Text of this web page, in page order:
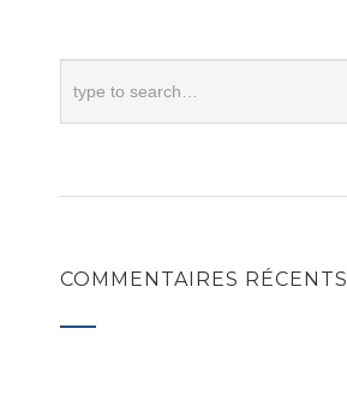
COMMENTAIRES RÉCENTS